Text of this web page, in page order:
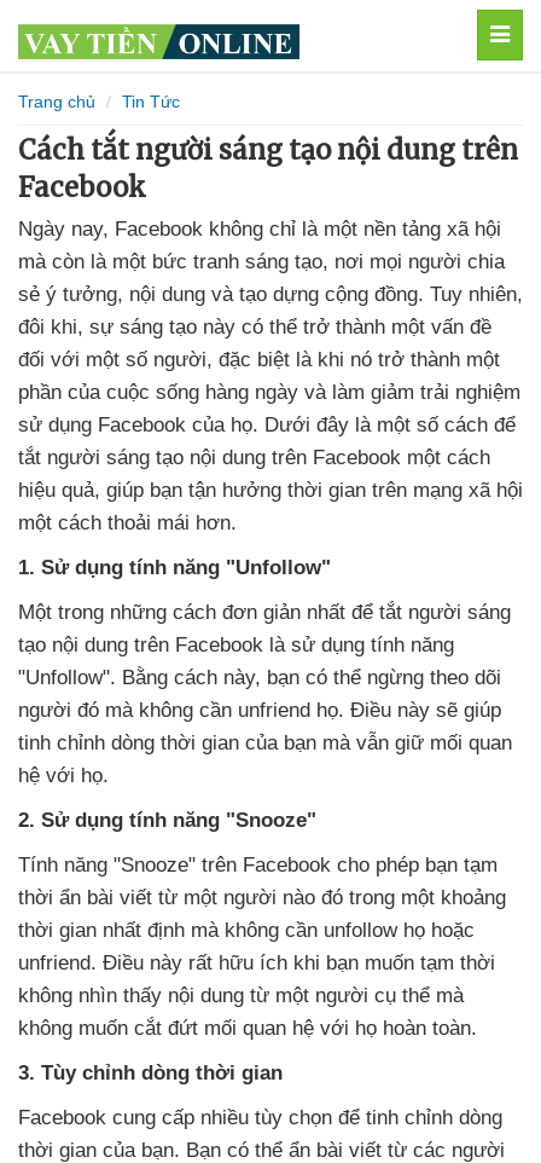
Trang chủ Tin Tức
Cách tắt người sáng tạo nội dung trên
Facebook
Ngày nay, Facebook không chỉ là một nền tảng xã hội
mà còn là một bức tranh sáng tạo, nơi mọi người chia
sẻ ý tưởng, nội dung và tạo dựng cộng đồng. Tuy nhiên,
đôi khi, sự sáng tạo này có thể trở thành một vấn đề
đối với một số người, đặc biệt là khi nó trở thành một
phần của cuộc sống hàng ngày và làm giảm trải nghiệm
sử dụng Facebook của họ. Dưới đây là một số cách để
tắt người sáng tạo nội dung trên Facebook một cách
hiệu quả, giúp bạn tận hưởng thời gian trên mạng xã hội
một cách thoải mái hơn.
1. Sử dụng tính năng "Unfollow"
Một trong những cách đơn giản nhất để tắt người sáng
tạo nội dung trên Facebook là sử dụng tính năng
"Unfollow". Bằng cách này, bạn có thể ngừng theo dõi
người đó mà không cần unfriend họ. Điều này sẽ giúp
tinh chỉnh dòng thời gian của bạn mà vẫn giữ mối quan
hệ với họ.
2. Sử dụng tính năng "Snooze"
Tính năng "Snooze" trên Facebook cho phép bạn tạm
thời ẩn bài viết từ một người nào đó trong một khoảng
thời gian nhất định mà không cần unfollow họ hoặc
unfriend. Điều này rất hữu ích khi bạn muốn tạm thời
không nhìn thấy nội dung từ một người cụ thể mà
không muốn cắt đứt mối quan hệ với họ hoàn toàn.
3. Tùy chỉnh dòng thời gian
Facebook cung cấp nhiều tùy chọn để tinh chỉnh dòng
thời gian của bạn. Bạn có thể ẩn bài viết từ các người